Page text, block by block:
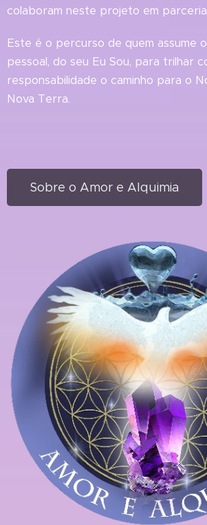
colaboram neste projeto em
Este é o percurso de quem assume
pessoal, do seu Eu Sou, para trilhar
responsabilidade o caminho para o
Nova Terra.
Sobre o Amor e Alquimia